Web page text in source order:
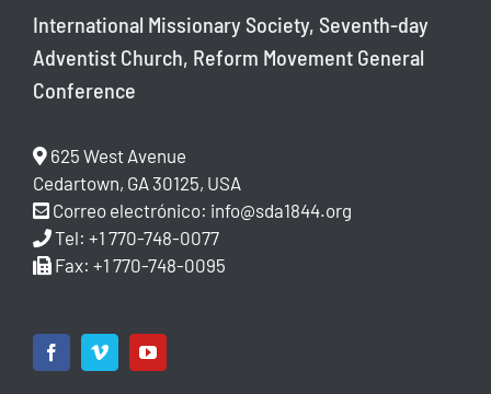
International Missionary Society, Seventh-day
Adventist Church, Reform Movement General
Conference
625 West Avenue
Cedartown, GA 30125, USA
Correo electrónico: info@sda1844.org
Tel: +1 770-748-0077
Fax: +1 770-748-0095